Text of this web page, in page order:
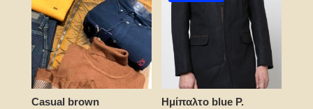
Casual brown
Ημίπαλτο blue P.